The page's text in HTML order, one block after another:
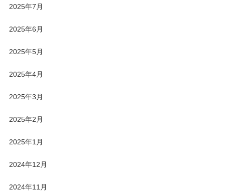
2025年7月
2025年6月
2025年5月
2025年4月
2025年3月
2025年2月
2025年1月
2024年12月
2024年11月